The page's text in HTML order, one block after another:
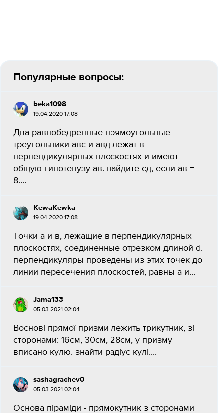
Популярные вопросы:
beka1098
19.04.2020 17:08
Два равнобедренные прямоугольные
треугольники авс и авд лежат в
перпендикулярных плоскостях и имеют
общую гипотенузу ав. найдите сд, если ав =
8....
KewaKewka
19.04.2020 17:08
Точки а и в, лежащие в перпендикулярных
плоскостях, соединенные отрезком длиной d.
перпендикуляры проведены из этих точек до
линии пересечения плоскостей, равны а и...
Jama133
05.03.2021 02:04
Воснові прямої призми лежить трикутник, зі
сторонами: 16см, 30см, 28см, у призму
вписано кулю. знайти радіус кулі....
sashagrachev0
05.03.2021 02:04
Основа піраміди - прямокутник з сторонами